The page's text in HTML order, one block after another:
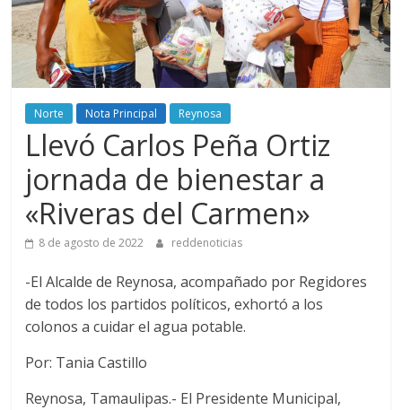
Norte Nota Principal Reynosa
Llevó Carlos Peña Ortiz
jornada de bienestar a
«Riveras del Carmen»
8 de agosto de 2022 reddenoticias
-El Alcalde de Reynosa, acompañado por Regidores
de todos los partidos políticos, exhortó a los
colonos a cuidar el agua potable.
Por: Tania Castillo
Reynosa, Tamaulipas.- El Presidente Municipal,